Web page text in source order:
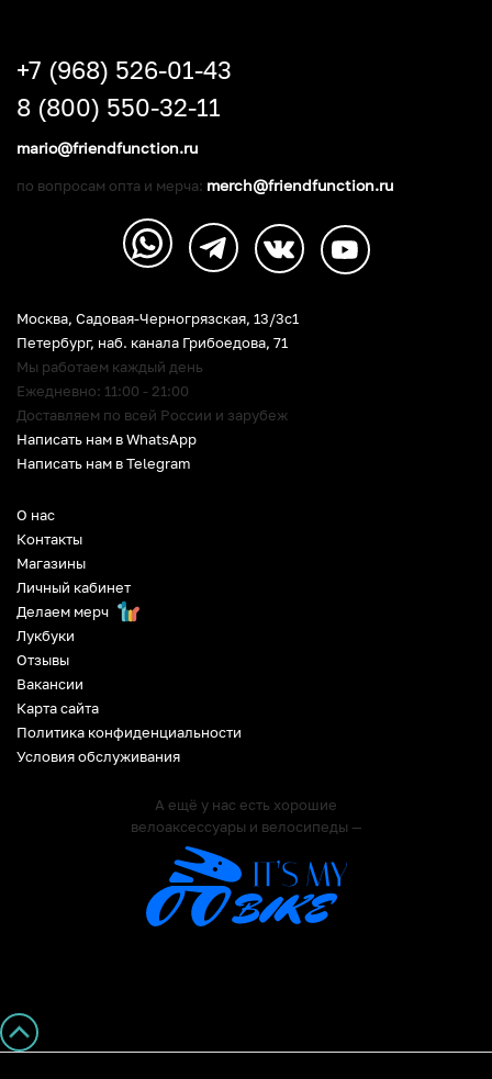
О нас
Контакты
Магазины
Личный кабинет
Делаем мерч
Лукбуки
Отзывы
Вакансии
Карта сайта
Политика конфиденциальности
Условия обслуживания
А ещё у нас есть хорошие
велоаксессуары и велосипеды —
Москва, Садовая-Черногрязская, 13/3c1
Петербург, наб. канала Грибоедова, 71
Мы работаем каждый день
Ежедневно: 11:00 - 21:00
Доставляем по всей России и зарубеж
Написать нам в WhatsApp
Написать нам в Telegram
+7 (968) 526-01-43
8 (800) 550-32-11
mario@friendfunction.ru
по вопросам опта и мерча: merch@friendfunction.ru